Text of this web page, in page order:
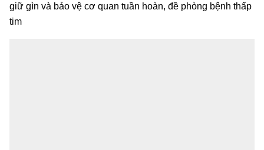
giữ gìn và bảo vệ cơ quan tuần hoàn, đề phòng bệnh thấp
tim